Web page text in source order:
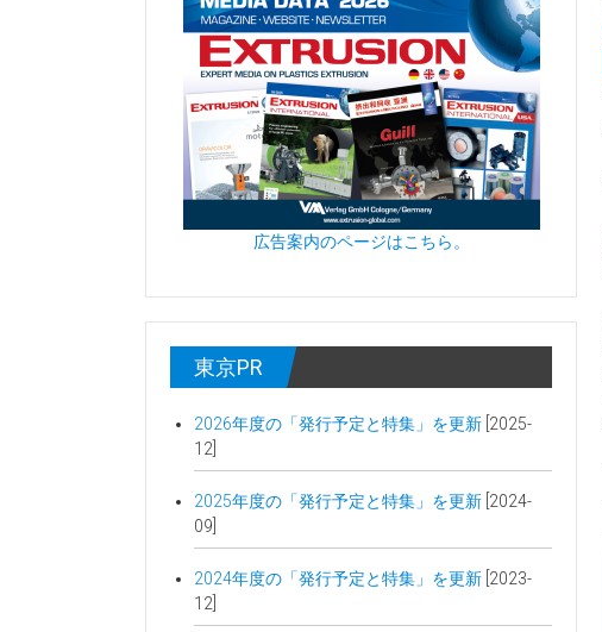
広告案内のページはこちら。
東京PR
2026年度の「発行予定と特集」を更新 [2025-
12]
2025年度の「発行予定と特集」を更新 [2024-
09]
2024年度の「発行予定と特集」を更新 [2023-
12]